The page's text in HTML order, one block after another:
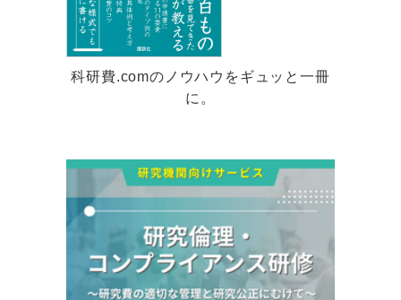
科研費.comのノウハウをギュッと一冊
に。